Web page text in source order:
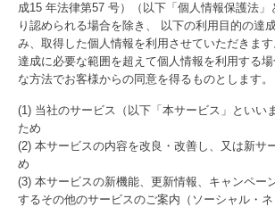
成15 年法律第57 号）（以下「個人情報保護法」
り認められる場合を除き、 以下の利用目的の達
み、取得した個人情報を利用させていただきま
達成に必要な範囲を超えて個人情報を利用する
な方法でお客様からの同意を得るものとします。
(1) 当社のサービス（以下「本サービス」といい
ため
(2) 本サービスの内容を改良・改善し、又は新サ
め
(3) 本サービスの新機能、更新情報、キャンペー
するその他のサービスのご案内（ソーシャル・